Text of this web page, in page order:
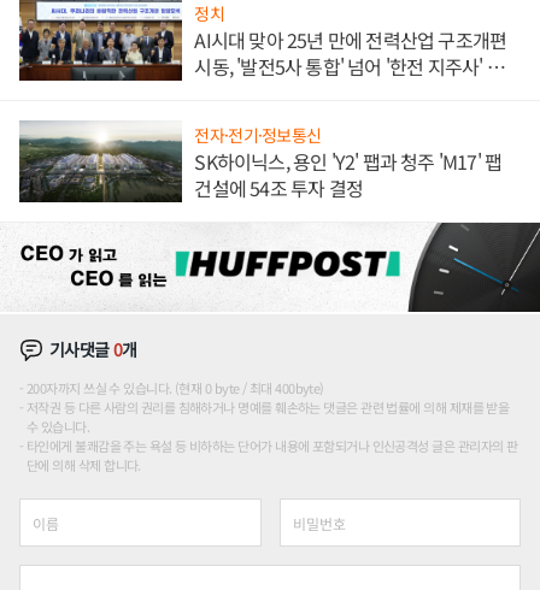
정치
AI시대 맞아 25년 만에 전력산업 구조개편
시동, '발전5사 통합' 넘어 '한전 지주사' 재편
전자·전기·정보통신
SK하이닉스, 용인 'Y2' 팹과 청주 'M17' 팹
건설에 54조 투자 결정
기사댓글0개
200자까지 쓰실 수 있습니다. (현재 0 byte / 최대 400byte)
저작권 등 다른 사람의 권리를 침해하거나 명예를 훼손하는 댓글은 관련 법률에 의해 제재를 받을
수 있습니다.
타인에게 불쾌감을 주는 욕설 등 비하하는 단어가 내용에 포함되거나 인신공격성 글은 관리자의 판
단에 의해 삭제 합니다.